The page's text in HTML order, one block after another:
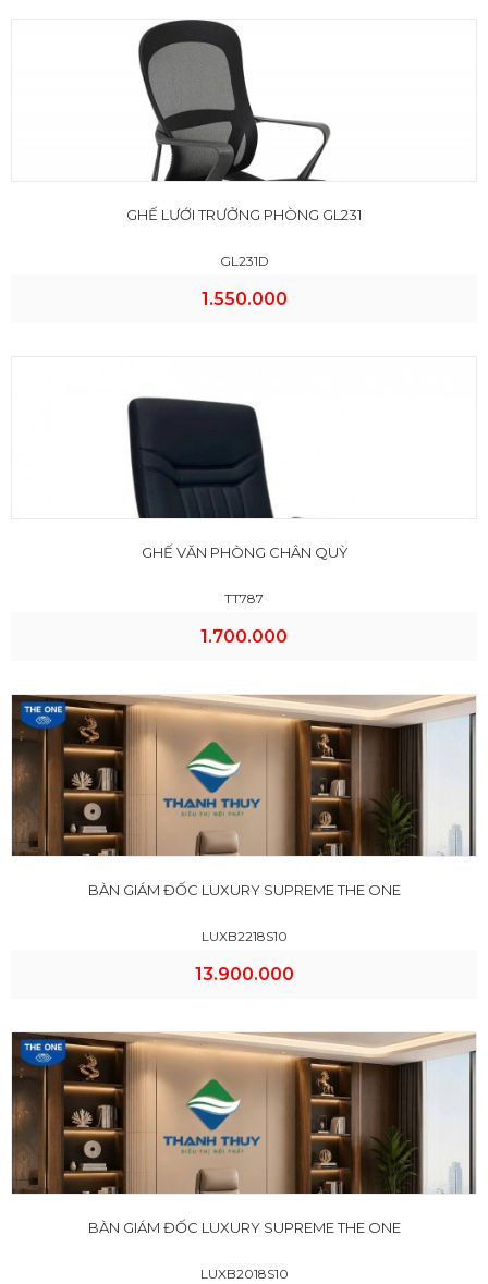
GHẾ LƯỚI TRƯỞNG PHÒNG GL231
GL231D
1.550.000
GHẾ VĂN PHÒNG CHÂN QUỲ
TT787
1.700.000
BÀN GIÁM ĐỐC LUXURY SUPREME THE ONE
LUXB2218S10
13.900.000
BÀN GIÁM ĐỐC LUXURY SUPREME THE ONE
LUXB2018S10